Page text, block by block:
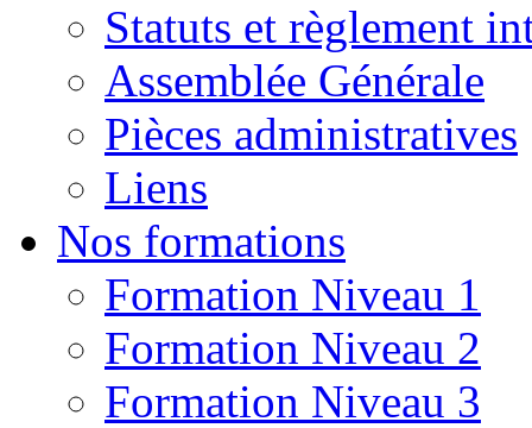
Statuts et règlement
Assemblée Générale
Pièces administratives
Liens
Nos formations
Formation Niveau 1
Formation Niveau 2
Formation Niveau 3